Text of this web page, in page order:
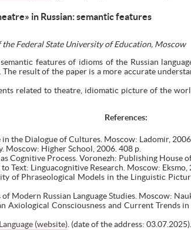
in Russian: semantic features
Federal State University of Education, Moscow
features of idioms of the Russian
result of the paper is a more accurate
related to theatre, idiomatic picture of the
References:
in the Dialogue of Cultures. Moscow: Ladomir,
Moscow: Higher School, 2006. 408 p.
Cognitive Process. Voronezh: Publishing House
Text: Linguacognitive Research. Moscow: Eksmo,
of Phraseological Models in the Linguistic
Modern Russian Language Studies. Moscow:
Axiological Consciousness and Current Trends
(website). (date of the address: 03.07.2025).